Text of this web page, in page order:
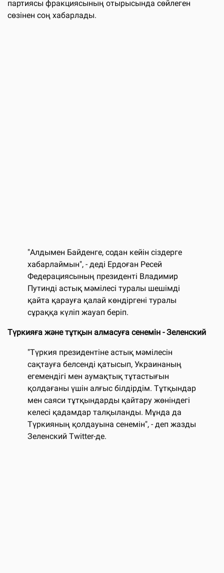
партиясы фракциясының отырысында сөйлеген
сөзінен соң хабарлады.
"Алдымен Байденге, содан кейін сіздерге
хабарлаймын", - деді Ердоған Ресей
Федерациясының президенті Владимир
Путинді астық мәмілесі туралы шешімді
қайта қарауға қалай көндіргені туралы
сұраққа күліп жауап беріп.
Түркияға және тұтқын алмасуға сенемін - Зеленский
"Түркия президентіне астық мәмілесін
сақтауға белсенді қатысып, Украинаның
егемендігі мен аумақтық тұтастығын
қолдағаны үшін алғыс білдірдім. Тұтқындар
мен саяси тұтқындарды қайтару жөніндегі
келесі қадамдар талқыланды. Мұнда да
Түркияның қолдауына сенемін", - деп жазды
Зеленский Twitter-де.